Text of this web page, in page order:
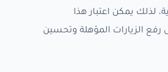
لذلك يمكن اعتبار هذا
الزيارات المؤهلة وتحسين